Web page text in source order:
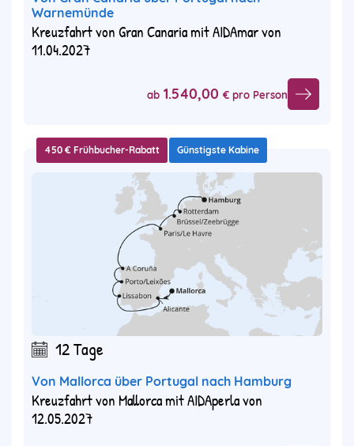
Warnemünde
Kreuzfahrt von Gran Canaria mit AIDAmar von
11.04.2027
ab 1.540,00 € pro Person
450 € Frühbucher-Rabatt Günstigste Kabine
12 Tage
Von Mallorca über Portugal nach Hamburg
Kreuzfahrt von Mallorca mit AIDAperla von
12.05.2027